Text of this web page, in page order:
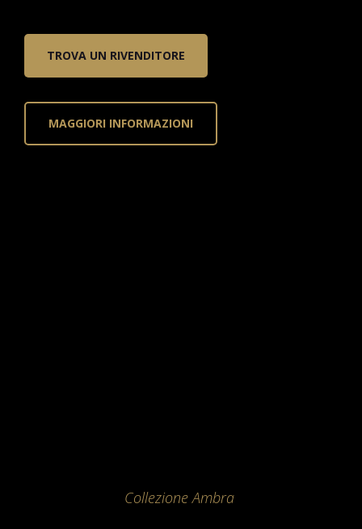
TROVA UN RIVENDITORE
MAGGIORI INFORMAZIONI
Collezione Ambra